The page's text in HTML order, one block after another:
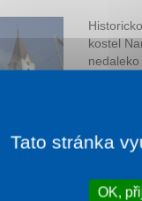
kostel
a
i
Tato stránka
OK,